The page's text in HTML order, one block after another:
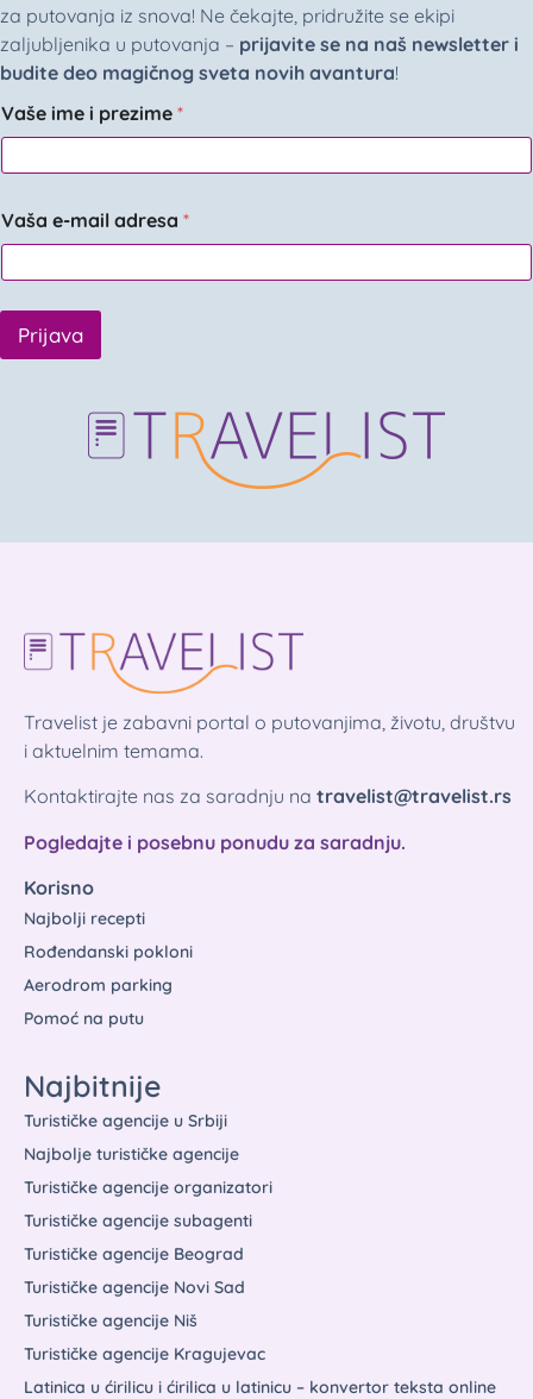
za putovanja iz snova! Ne čekajte, pridružite se ekipi
zaljubljenika u putovanja – prijavite se na naš newsletter i
budite deo magičnog sveta novih avantura!
Vaše ime i prezime *
Vaša e-mail adresa *
Prijava
Travelist je zabavni portal o putovanjima, životu, društvu
i aktuelnim temama.
Kontaktirajte nas za saradnju na travelist@travelist.rs
Pogledajte i posebnu ponudu za saradnju.
Korisno
Najbolji recepti
Rođendanski pokloni
Aerodrom parking
Pomoć na putu
Najbitnije
Turističke agencije u Srbiji
Najbolje turističke agencije
Turističke agencije organizatori
Turističke agencije subagenti
Turističke agencije Beograd
Turističke agencije Novi Sad
Turističke agencije Niš
Turističke agencije Kragujevac
Latinica u ćirilicu i ćirilica u latinicu – konvertor teksta online